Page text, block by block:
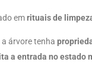
emrituais de
árvore tenha
a entrada no estado